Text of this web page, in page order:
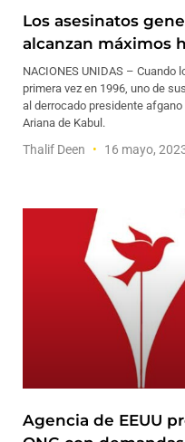
Los asesinatos
alcanzan máximos
NACIONES UNIDAS –
primera vez en 1996, uno de
al derrocado presidente
Ariana de Kabul.
Thalif Deen 16 mayo,
Agencia de EEUU